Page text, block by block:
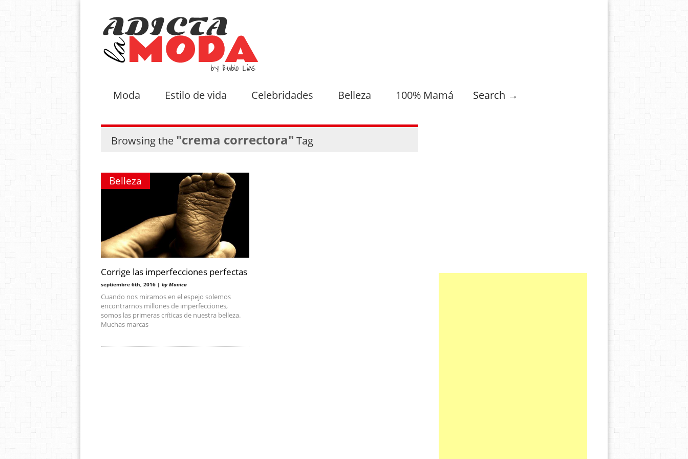
Moda Estilo de vida Celebridades Belleza 100% Mamá Search →
Browsing the "crema correctora" Tag
Belleza
Corrige las imperfecciones perfectas
septiembre 6th, 2016 | by Monica
Cuando nos miramos en el espejo solemos
encontrarnos millones de imperfecciones,
somos las primeras críticas de nuestra belleza.
Muchas marcas